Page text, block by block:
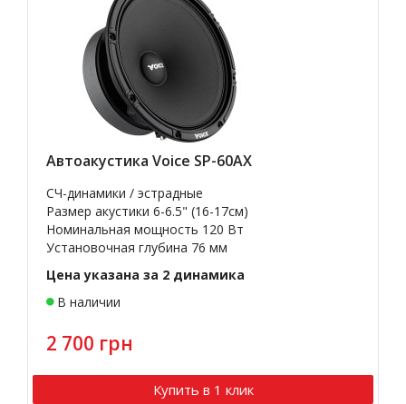
Автоакустика Voice SP-60AX
СЧ-динамики / эстрадные
Размер акустики 6-6.5" (16-17см)
Номинальная мощность 120 Вт
Установочная глубина 76 мм
Цена указана за 2 динамика
В наличии
2 700 грн
Купить в 1 клик